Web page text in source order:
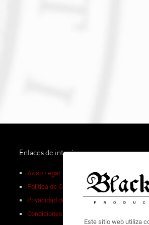
Enlaces de interés
Aviso Legal
Política de Cookies
Privacidad de Datos
Condiciones de Venta
FAQ
Este sitio web utiliza